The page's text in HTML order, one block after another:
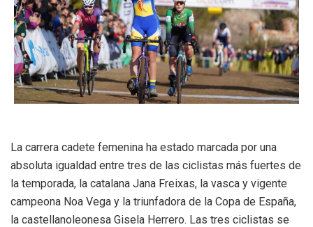
La carrera cadete femenina ha estado marcada por una
absoluta igualdad entre tres de las ciclistas más fuertes de
la temporada, la catalana Jana Freixas, la vasca y vigente
campeona Noa Vega y la triunfadora de la Copa de España,
la castellanoleonesa Gisela Herrero. Las tres ciclistas se